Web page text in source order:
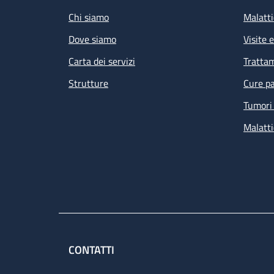
Chi siamo
Dove siamo
Carta dei servizi
Strutture
Visite
Cure
CONTATTI